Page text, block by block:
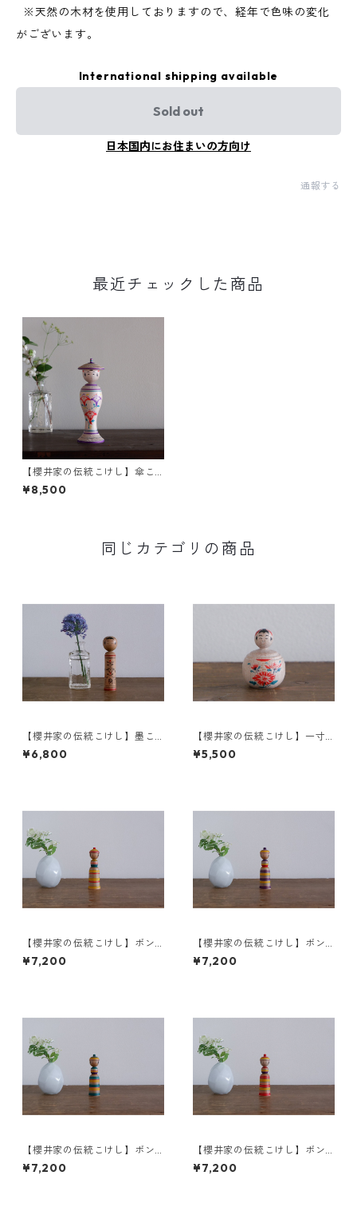
※天然の木材を使用しておりますので、経年で色味の変化
がございます。
International shipping available
Sold out
日本国内にお住まいの方向け
通報する
最近チェックした商品
【櫻井家の伝統こけし】傘こ
けしa-2
¥8,500
同じカテゴリの商品
【櫻井家の伝統こけし】墨こ
けしd-4
¥6,800
【櫻井家の伝統こけし】一寸
こけし 永吉型 菊a
¥5,500
【櫻井家の伝統こけし】ボン
ボンニット帽 8-h〈山桜〉
¥7,200
【櫻井家の伝統こけし】ボン
ボンニット帽 8-g〈山桜〉
¥7,200
【櫻井家の伝統こけし】ボン
ボンニット帽 8-f〈山桜〉
¥7,200
【櫻井家の伝統こけし】ボン
ボンニット帽 8-e〈山桜〉
¥7,200